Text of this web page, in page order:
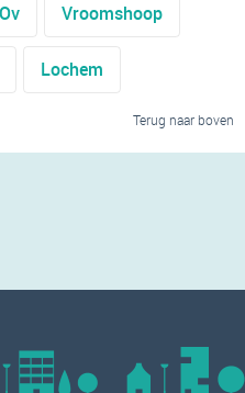
Vroomshoop
Lochem
Terug naar boven